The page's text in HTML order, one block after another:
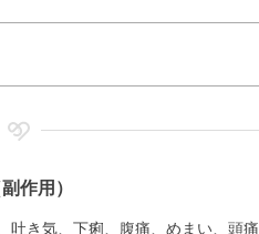
作用）
き気、下痢、腹痛、めまい、頭